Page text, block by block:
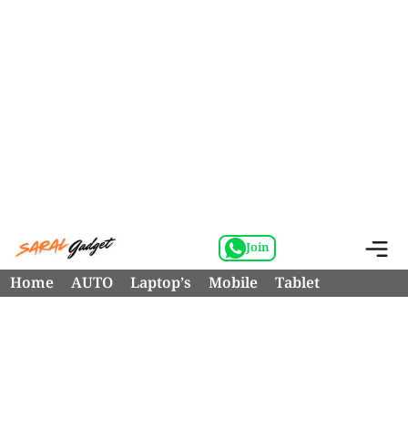
Skip
to
content
Join
Home AUTO Laptop’s Mobile Tablet